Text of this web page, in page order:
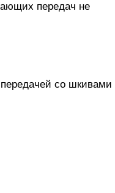
передач не
со шкивами